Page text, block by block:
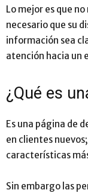
Lo mejor es que
necesario que su
información sea
atención hacia un
¿Qué es
Es una página de
en clientes
características
Sin embargo las